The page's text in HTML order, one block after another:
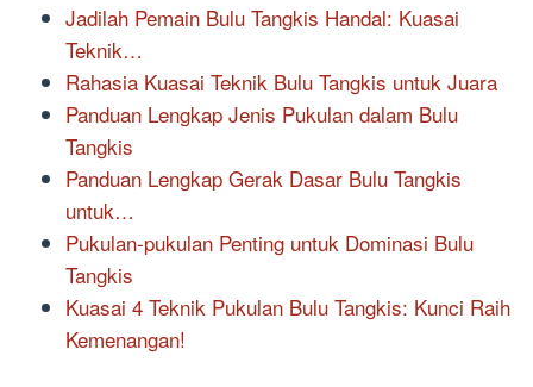
Jadilah Pemain Bulu Tangkis Handal: Kuasai
Teknik…
Rahasia Kuasai Teknik Bulu Tangkis untuk Juara
Panduan Lengkap Jenis Pukulan dalam Bulu
Tangkis
Panduan Lengkap Gerak Dasar Bulu Tangkis
untuk…
Pukulan-pukulan Penting untuk Dominasi Bulu
Tangkis
Kuasai 4 Teknik Pukulan Bulu Tangkis: Kunci Raih
Kemenangan!